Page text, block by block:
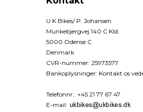
U K Bikes/ P. Johansen
Munkebjergvej 140 C Kld.
5000 Odense C
Denmark
CVR-nummer: 25973577
Bankoplysninger: Kontakt os
Telefonnr.: +45 21 77 67 47
E-mail: